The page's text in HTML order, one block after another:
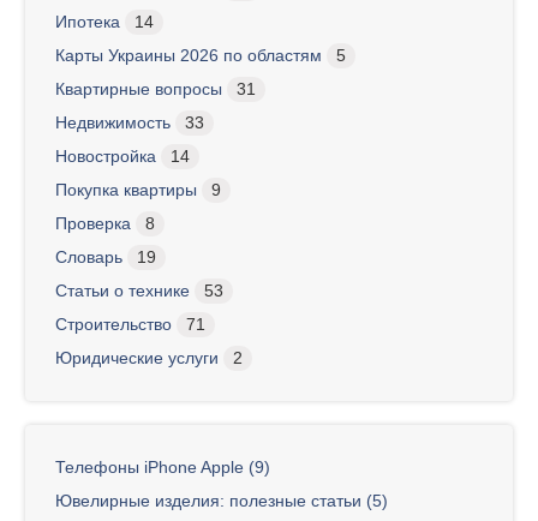
Ипотека
14
Карты Украины 2026 по областям
5
Квартирные вопросы
31
Недвижимость
33
Новостройка
14
Покупка квартиры
9
Проверка
8
Словарь
19
Статьи о технике
53
Строительство
71
Юридические услуги
2
Телефоны iPhone Apple (9)
Ювелирные изделия: полезные статьи (5)